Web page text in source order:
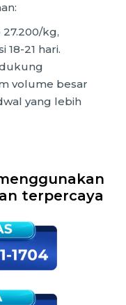
kg,
18-21 hari.
volume besar
yang lebih
terpercaya